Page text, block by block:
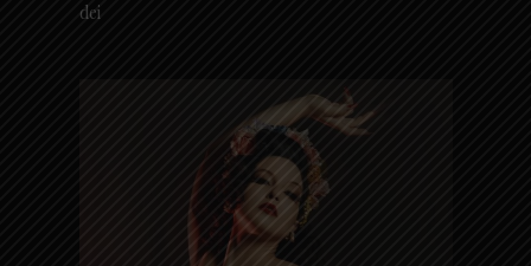
dei